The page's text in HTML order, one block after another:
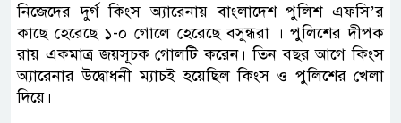
নিজেদের দুর্গ কিংস অ্যারেনায় বাংলাদেশ পুলিশ এফসি’র
কাছে হেরেছে ১-০ গোলে হেরেছে বসুন্ধরা । পুলিশের দীপক
রায় একমাত্র জয়সূচক গোলটি করেন। তিন বছর আগে কিংস
অ্যারেনার উদ্বোধনী ম্যাচই হয়েছিল কিংস ও পুলিশের খেলা
দিয়ে।